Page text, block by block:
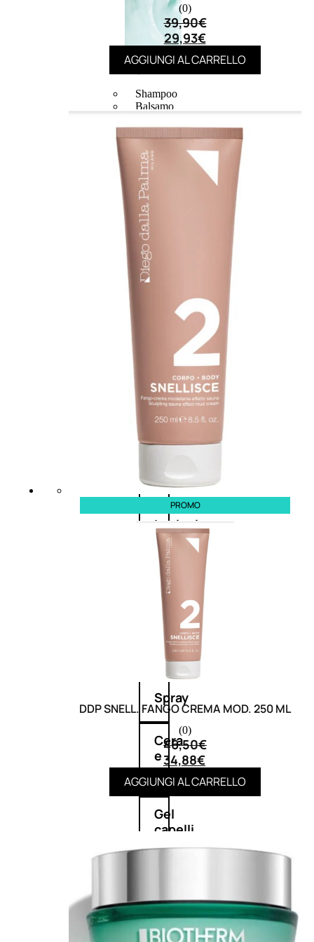
Shampoo
Balsamo
Olii Capelli
Lozioni
Fiale
Sieri e Cristalli
Spray
Cera e Crema
Gel Capelli
Colorazione
Balsamo
Mousse
Olii
capelli
Maschere
Lozioni
Fiale
Sieri
cristalli
Spray
Cera
e
crema
Gel
capelli
SOLARI
(0)
39,90€
29,93€
AGGIUNGI AL CARRELLO
PROMO
DDP SNELL. FANGO CREMA MOD. 250 ML
(0)
46,50€
34,88€
AGGIUNGI AL CARRELLO